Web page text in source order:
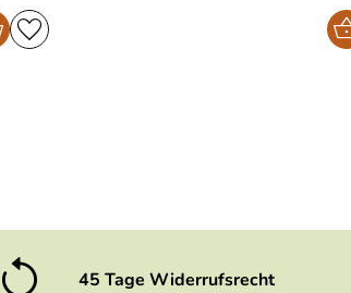
45 Tage Widerrufsrecht